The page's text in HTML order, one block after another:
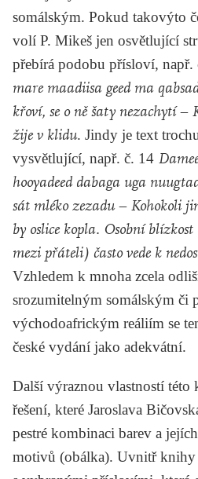
somálským. Pokud takovýto
volí P. Mikeš jen osvětlující
přebírá podobu přísloví, např.
mare maadiisa geed ma
křoví, se o ně šaty nezachytí –
žije v klidu. Jindy je text
vysvětlující, např. č. 14
hooyadeed dabaga uga
sát mléko zezadu – Kohokoli
by oslice kopla. Osobní
mezi přáteli) často vede k
Vzhledem k mnoha zcela
srozumitelným somálským či
východoafrickým reáliím se
české vydání jako adekvátní.
Další výraznou vlastností
řešení, které Jaroslava
pestré kombinaci barev a
motivů (obálka). Uvnitř knihy